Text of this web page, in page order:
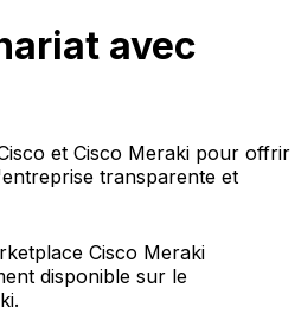
avec
et Cisco Meraki pour offrir
transparente et
Cisco Meraki
disponible sur le